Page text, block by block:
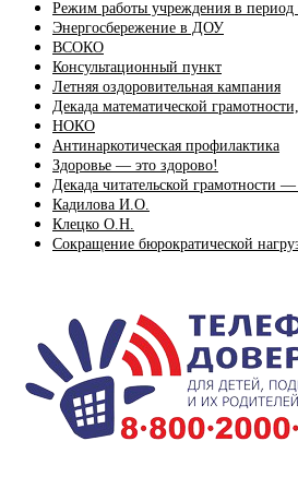
Режим работы учреждения в
Энергосбережение в ДОУ
ВСОКО
Консультационный пункт
Летняя оздоровительная кампания
Декада математической
НОКО
Антинаркотическая профилактика
Здоровье — это здорово!
Декада читательской грамотности
Кадилова И.О.
Клецко О.Н.
Сокращение бюрократической